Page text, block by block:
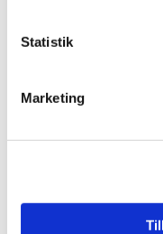
Statistik
Marketing